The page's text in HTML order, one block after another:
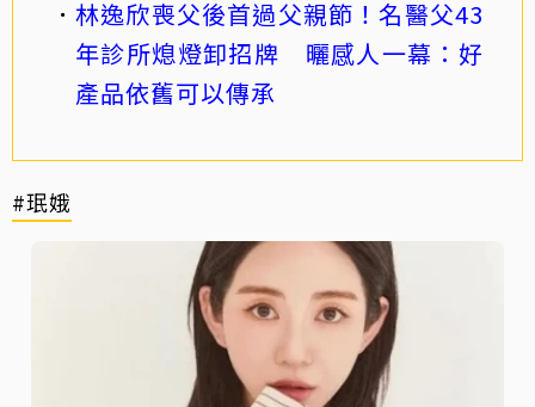
林逸欣喪父後首過父親節！名醫父43
年診所熄燈卸招牌 曬感人一幕：好
產品依舊可以傳承
#珉娥